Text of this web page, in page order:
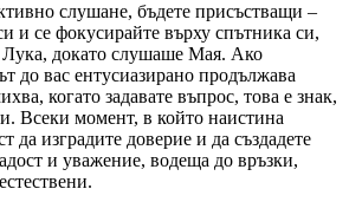
слушане, бъдете присъстващи –
и се фокусирайте върху спътника си,
Лука, докато слушаше Мая. Ако
до вас ентусиазирано продължава
когато задавате въпрос, това е знак,
Всеки момент, в който наистина
да изградите доверие и да създадете
и уважение, водеща до връзки,